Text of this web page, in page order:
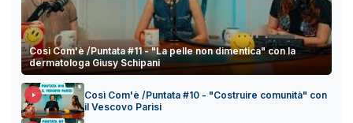
Così Com'è /Puntata #11 - "La pelle non dimentica" con la
dermatologa Giusy Schipani
Così Com'è /Puntata #10 - "Costruire comunità" con
il Vescovo Parisi